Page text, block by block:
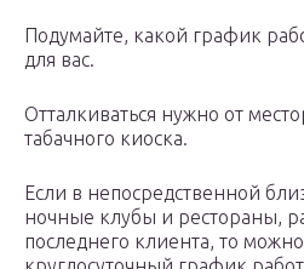
Подумайте, какой график
для вас.
Отталкиваться нужно от
табачного киоска.
Если в непосредственной
ночные клубы и рестораны,
последнего клиента, то